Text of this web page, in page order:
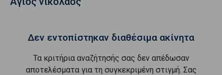
Δεν εντοπίστηκαν διαθέσιμα ακίνητα
Τα κριτήρια αναζήτησής σας δεν απέδωσαν
αποτελέσματα για τη συγκεκριμένη στιγμή. Σας